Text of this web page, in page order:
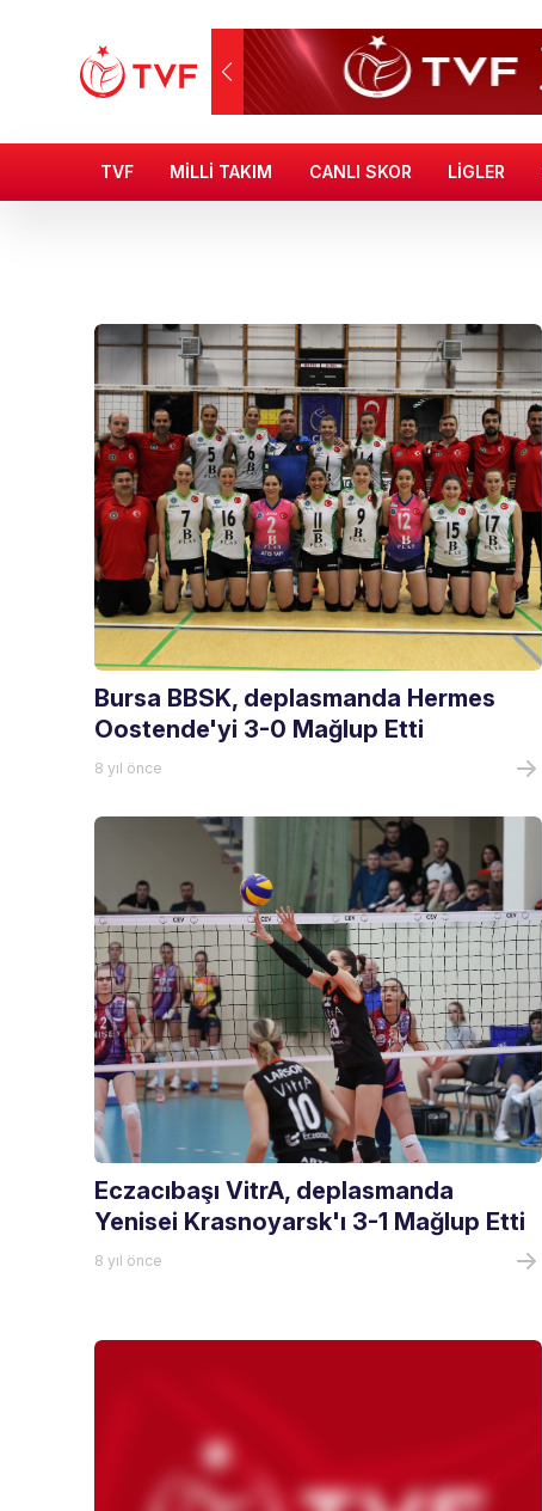
TVF MİLLİ TAKIM CANLI SKOR LİGLER
Bursa BBSK, deplasmanda Hermes
Oostende'yi 3-0 Mağlup Etti
8 yıl önce
Eczacıbaşı VitrA, deplasmanda
Yenisei Krasnoyarsk'ı 3-1 Mağlup Etti
8 yıl önce